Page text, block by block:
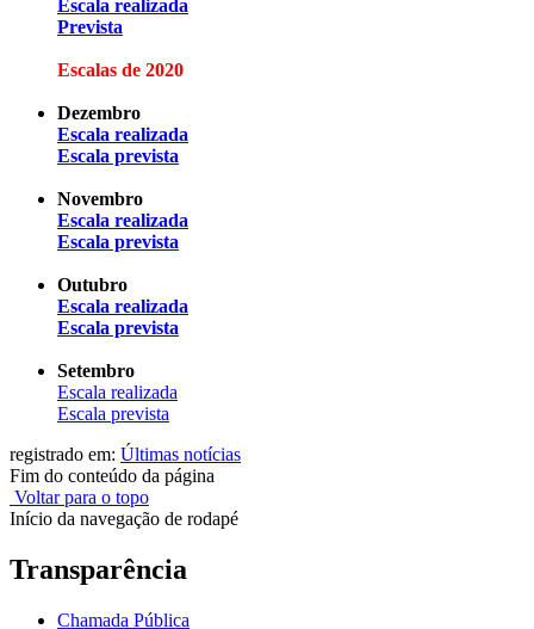
Escala realizada
Prevista
Escalas de 2020
Dezembro
Escala realizada
Escala prevista
Novembro
Escala realizada
Escala prevista
Outubro
Escala realizada
Escala prevista
Setembro
Escala realizada
Escala prevista
registrado em: Últimas notícias
Fim do conteúdo da página
Voltar para o topo
Início da navegação de rodapé
Transparência
Chamada Pública